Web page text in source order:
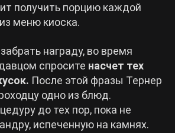
получить порцию каждой
меню киоска.
награду, во время
спросите насчет тех
После этой фразы Тернер
одно из блюд.
до тех пор, пока не
испеченную на камнях.